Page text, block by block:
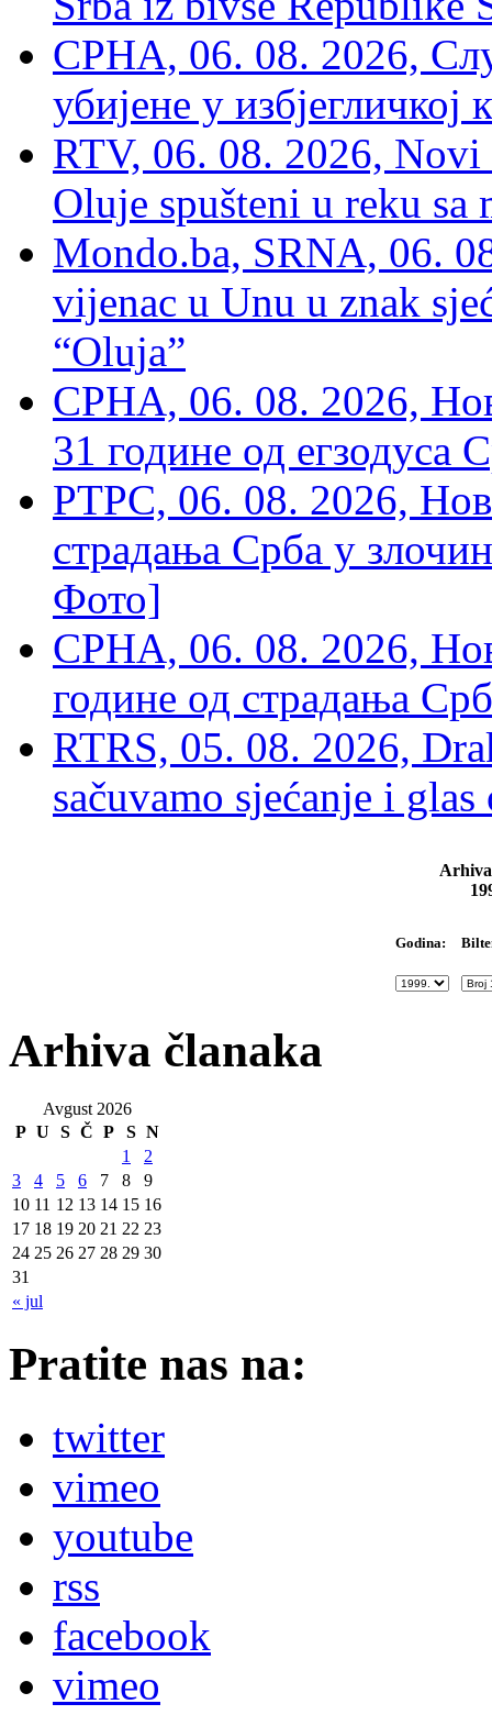
СРНА, 06. 08. 2026,
убијене у избјегличкој
RTV, 06. 08. 2026, Novi
Oluje spušteni u reku sa
Mondo.ba, SRNA, 06.
vijenac u Unu u znak
“Oluja”
СРНА, 06. 08. 2026,
31 године од егзодуса
РТРС, 06. 08. 2026,
страдања Срба у
Фото]
СРНА, 06. 08. 2026,
године од страдања
RTRS, 05. 08. 2026,
sačuvamo sjećanje i
Godina:
Arhiva članaka
Avgust 2026
P U S Č P S N
« jul
1
2
3
4 5 6 7 8
9
10 11 12 13 14 15 16
17 18 19 20 21 22 23
24 25 26 27 28 29 30
31
Pratite nas na:
twitter
vimeo
youtube
rss
facebook
vimeo